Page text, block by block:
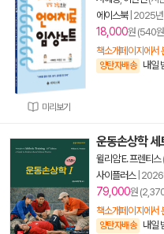
미리보기
에이스북| 2025
18,000원 (540
책소개페이지에서
양탄자배송 내일
운동손상학
윌리암 E. 프렌티스
사이플러스| 2026
79,000원
책소개페이지에서
양탄자배송 내일